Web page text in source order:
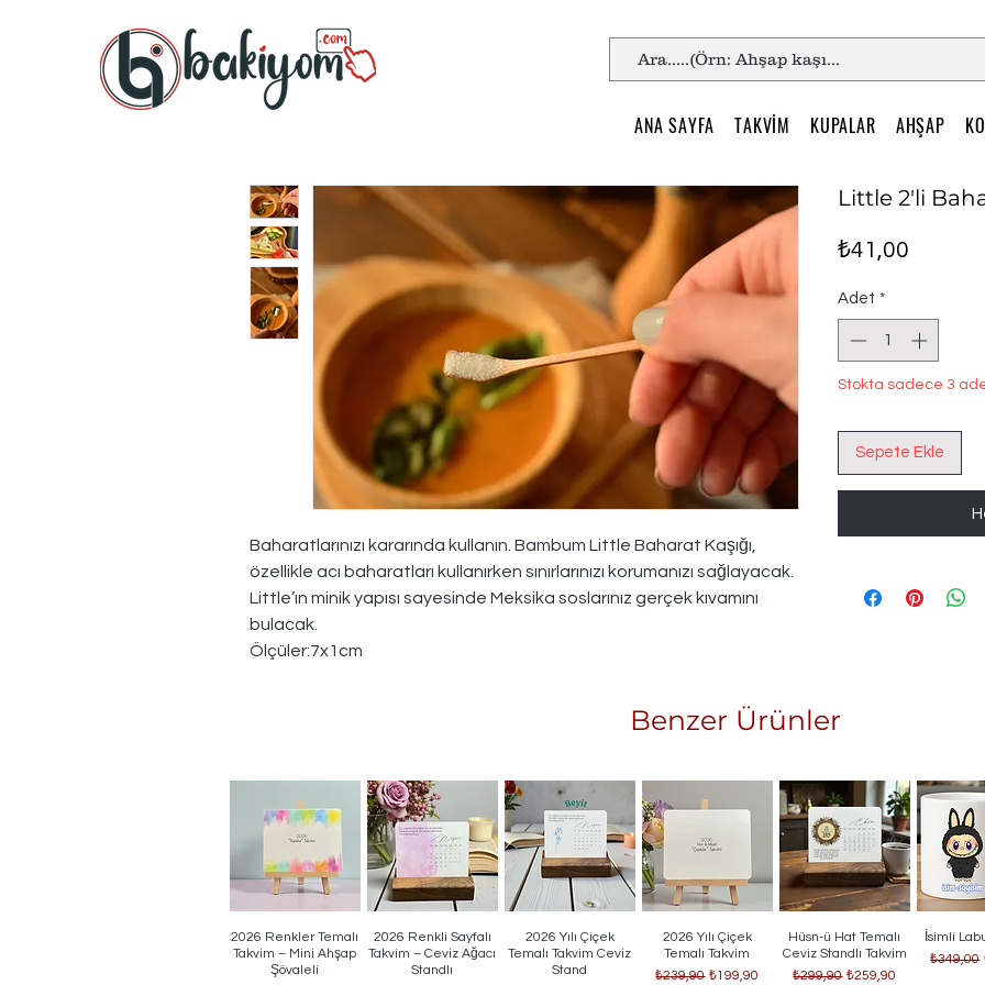
ANA SAYFA TAKVİM KUPALAR AHŞAP
Baharatlarınızı kararında kullanın. Bambum Little Baharat Kaşığı,
özellikle acı baharatları kullanırken sınırlarınızı korumanızı sağlayacak.
Little’ın minik yapısı sayesinde Meksika soslarınız gerçek kıvamını
bulacak.
Ölçüler:7x1cm
Little 2'li
₺41,00
Adet *
Stokta sadece 3
Sepete Ekle
Benzer Ürünler
Hızlı Bakış
2026 Renkler Temalı
Takvim – Mini Ahşap
Şövaleli
Hızlı Bakış
2026 Renkli Sayfalı
Takvim – Ceviz Ağacı
Standlı
Hızlı Bakış
2026 Yılı Çiçek
Temalı Takvim Ceviz
Stand
Hızlı Bakış
2026 Yılı Çiçek
Temalı Takvim
Normal Fiyat
₺239,90 İndirimli Fiyat
₺199,90
Hızlı Bakış
Hüsn-ü Hat Temalı
Ceviz Standlı Takvim
Normal Fiyat
₺299,90 İndirimli Fiyat
₺259,90
Hızlı
İsimli
Normal
₺349,00